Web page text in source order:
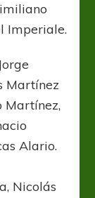
Imperiale.
Martínez
Martínez,
Alario.
Nicolás